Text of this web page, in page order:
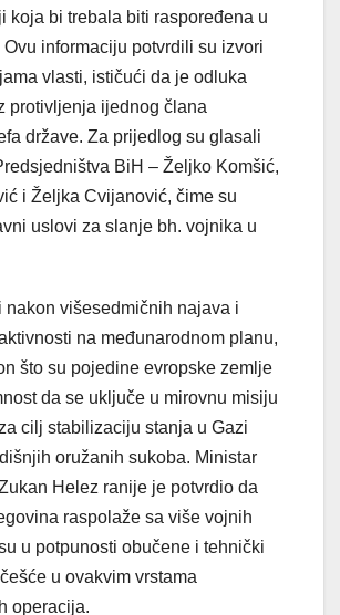
koja bi trebala biti raspoređena u
Ovu informaciju potvrdili su izvori
vlasti, ističući da je odluka
protivljenja ijednog člana
države. Za prijedlog su glasali
BiH – Željko Komšić,
i Željka Cvijanović, čime su
uslovi za slanje bh. vojnika u
nakon višesedmičnih najava i
na međunarodnom planu,
što su pojedine evropske zemlje
da se uključe u mirovnu misiju
cilj stabilizaciju stanja u Gazi
oružanih sukoba. Ministar
Helez ranije je potvrdio da
raspolaže sa više vojnih
u potpunosti obučene i tehnički
u ovakvim vrstama
operacija.